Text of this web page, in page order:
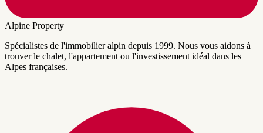
Alpine Property
Spécialistes de l'immobilier alpin depuis 1999. Nous vous aidons à
trouver le chalet, l'appartement ou l'investissement idéal dans les
Alpes françaises.